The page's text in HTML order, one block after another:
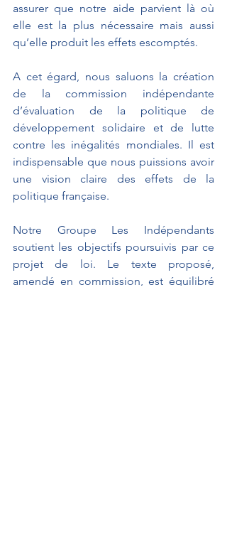
assurer que notre aide parvient là où
elle est la plus nécessaire mais aussi
qu’elle produit les effets escomptés.
A cet égard, nous saluons la création
de la commission indépendante
d’évaluation de la politique de
développement solidaire et de lutte
contre les inégalités mondiales. Il est
indispensable que nous puissions avoir
une vision claire des effets de la
politique française.
Notre Groupe Les Indépendants
soutient les objectifs poursuivis par ce
projet de loi. Le texte proposé,
amendé en commission, est équilibré